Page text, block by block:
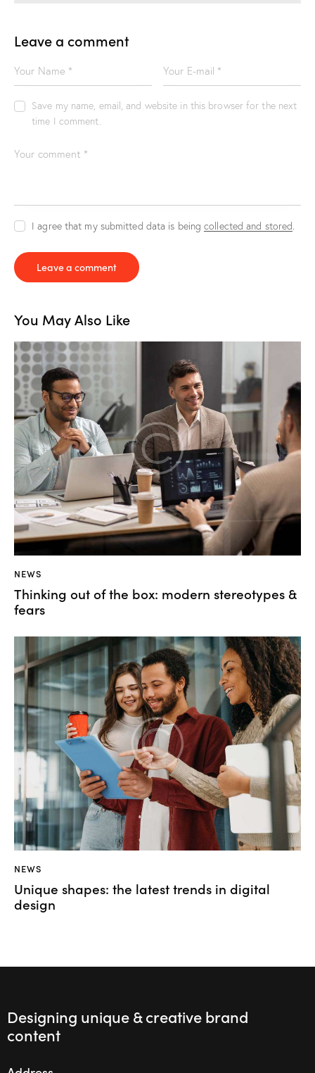
Leave a comment
Save my name, email, and website in this browser for the next
time I comment.
I agree that my submitted data is beingcollected and stored.
You May Also Like
NEWS
Thinking out of the box: modern stereotypes &
fears
NEWS
Unique shapes: the latest trends in digital
design
Designing unique & creative brand
content